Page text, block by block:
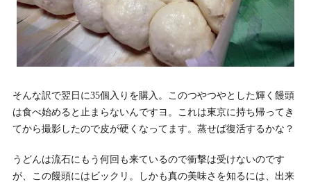
そんな訳で翌日に35個入りを購入。このつやつやとした輝く饅頭
は食べ始めると止まらないんですヨ。これは東京に持ち帰ってき
てから撮影したので皮が硬くなってます。蒸せば復活するかな？
うどんは流石にもう何回も来ているので衝撃は受けないのです
が、この饅頭にはビックリ。しかも真の美味さを知るには、出来